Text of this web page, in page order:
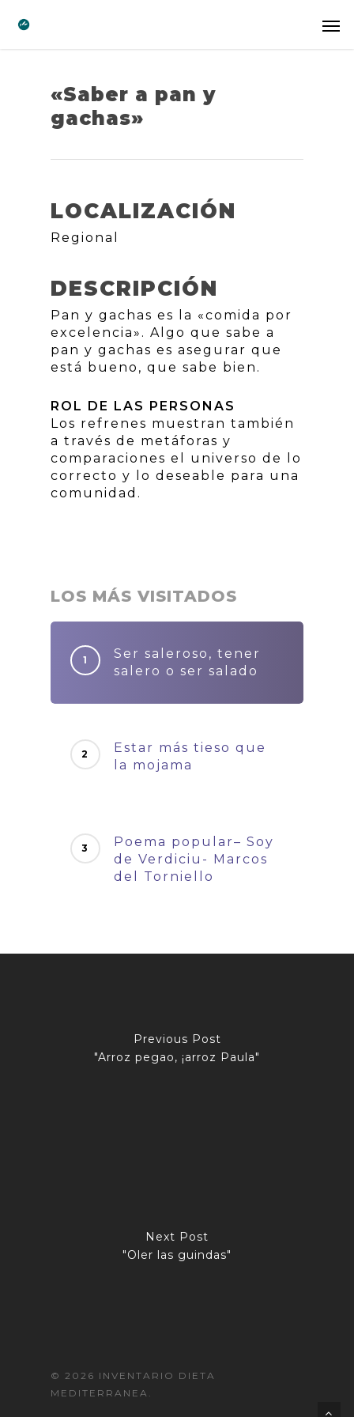
«Saber a pan y
gachas»
LOCALIZACIÓN
Regional
DESCRIPCIÓN
Pan y gachas es la «comida por
excelencia». Algo que sabe a
pan y gachas es asegurar que
está bueno, que sabe bien.
ROL DE LAS PERSONAS
Los refrenes muestran también
a través de metáforas y
comparaciones el universo de lo
correcto y lo deseable para una
comunidad.
LOS MÁS VISITADOS
Ser saleroso, tener
salero o ser salado
Estar más tieso que
la mojama
Poema popular– Soy
de Verdiciu- Marcos
del Torniello
Previous Post
"Arroz pegao, ¡arroz Paula"
Next Post
"Oler las guindas"
© 2026 INVENTARIO DIETA
MEDITERRANEA.